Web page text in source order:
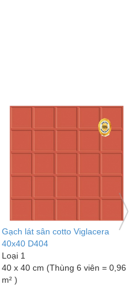
Gạch lát sân tráng men Mikado
GLM4040MX
Loại 1
40 x 40 cm (Thùng 6 viên = 0,96
m² )